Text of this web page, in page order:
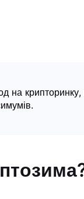
на крипторинку,